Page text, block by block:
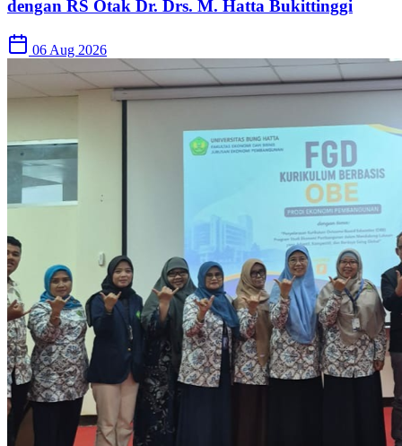
dengan RS Otak Dr. Drs. M. Hatta Bukittinggi
06 Aug 2026